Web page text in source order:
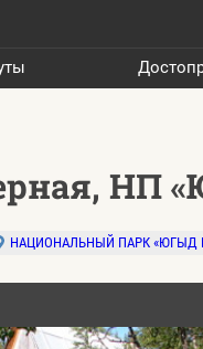
НП
НАЦИОНАЛЬНЫЙ ПАРК «ЮГЫД